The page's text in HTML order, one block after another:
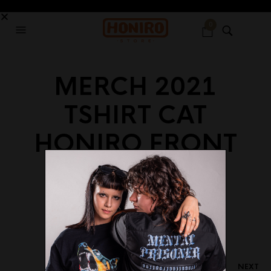
MERCH 2021
TSHIRT CAT
HONIRO FRONT
19 GENNAIO 2021
2560 X 2560
HONIRO LABEL – CAT
TSHIRT
HONIRO
NEXT